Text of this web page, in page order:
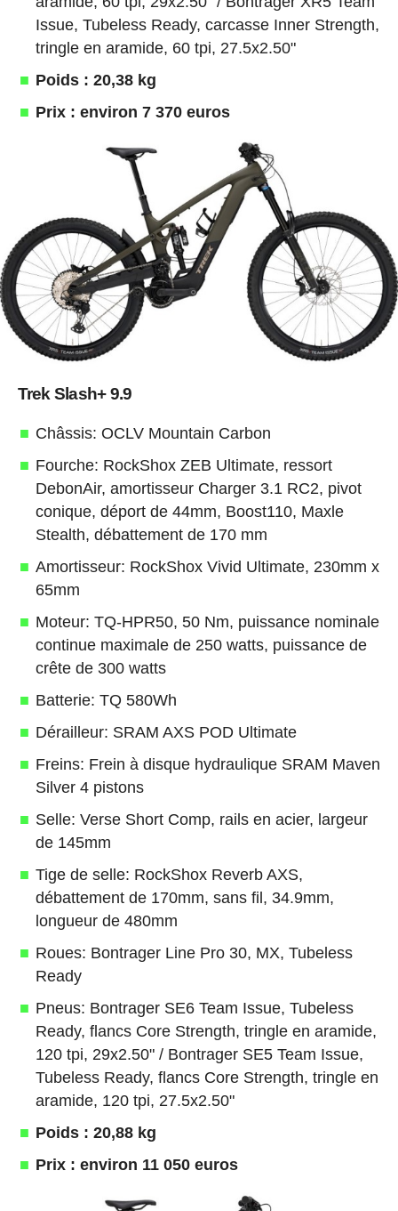
Issue, Tubeless Ready, carcasse Inner Strength,
tringle en aramide, 60 tpi, 27.5x2.50"
Poids : 20,38 kg
Prix : environ 7 370 euros
Trek Slash+ 9.9
Châssis: OCLV Mountain Carbon
Fourche: RockShox ZEB Ultimate, ressort
DebonAir, amortisseur Charger 3.1 RC2, pivot
conique, déport de 44mm, Boost110, Maxle
Stealth, débattement de 170 mm
Amortisseur: RockShox Vivid Ultimate, 230mm x
65mm
Moteur: TQ-HPR50, 50 Nm, puissance nominale
continue maximale de 250 watts, puissance de
crête de 300 watts
Batterie: TQ 580Wh
Dérailleur: SRAM AXS POD Ultimate
Freins: Frein à disque hydraulique SRAM Maven
Silver 4 pistons
Selle: Verse Short Comp, rails en acier, largeur
de 145mm
Tige de selle: RockShox Reverb AXS,
débattement de 170mm, sans fil, 34.9mm,
longueur de 480mm
Roues: Bontrager Line Pro 30, MX, Tubeless
Ready
Pneus: Bontrager SE6 Team Issue, Tubeless
Ready, flancs Core Strength, tringle en aramide,
120 tpi, 29x2.50" / Bontrager SE5 Team Issue,
Tubeless Ready, flancs Core Strength, tringle en
aramide, 120 tpi, 27.5x2.50"
Poids : 20,88 kg
Prix : environ 11 050 euros